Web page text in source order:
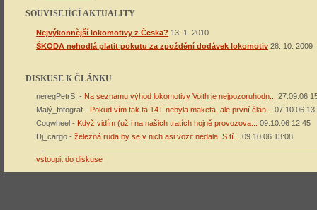
SOUVISEJÍCÍ AKTUALITY
Nejvýkonnější lokomotivy z Česka? 13. 1. 2010
ŠKODA nehodlá platit pokutu za zpoždění dodávek lokomotiv 28. 10. 2009
DISKUSE K ČLÁNKU
neregPetrS. - Na seznamu výhod lokomotivy Voith je nejpozoruhodn...
27.09.06
Malý_fotograf - Pokud vím tak ta 14T nebyla maketa, ale první člán...
07.10.06
Cogwheel - Když vidím (už i na našich tratích hojně provozova...
09.10.06 12:45
Dj_cargo - železná ruda by se v nich asi vozit nedala. S tí... 09.10.06 13:08
vstoupit do diskuse